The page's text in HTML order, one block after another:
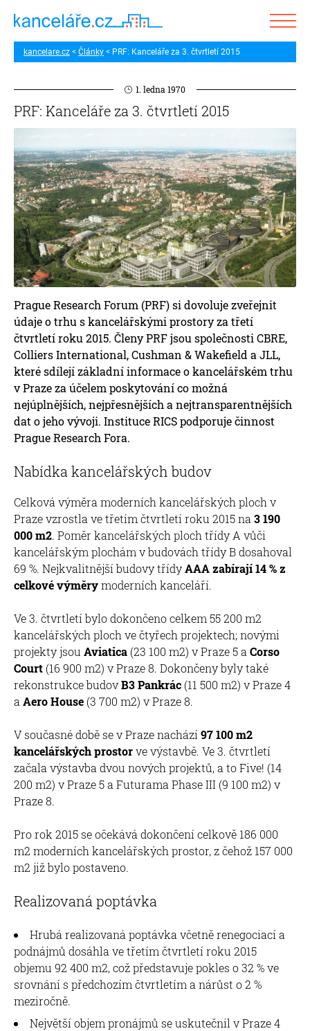
kancelare.cz Články PRF: Kanceláře za 3. čtvrtletí 2015
1. ledna 1970
PRF: Kanceláře za 3. čtvrtletí 2015
Prague Research Forum (PRF) si dovoluje zveřejnit
údaje o trhu s kancelářskými prostory za třetí
čtvrtletí roku 2015. Členy PRF jsou společnosti CBRE,
Colliers International, Cushman & Wakefield a JLL,
které sdílejí základní informace o kancelářském trhu
v Praze za účelem poskytování co možná
nejúplnějších, nejpřesnějších a nejtransparentnějších
dat o jeho vývoji. Instituce RICS podporuje činnost
Prague Research Fora.
Nabídka kancelářských budov
Celková výměra moderních kancelářských ploch v
Praze vzrostla ve třetím čtvrtletí roku 2015 na 3 190
000 m2. Poměr kancelářských ploch třídy A vůči
kancelářským plochám v budovách třídy B dosahoval
69 %. Nejkvalitnější budovy třídyAAA zabírají 14 % z
celkové výměrymoderních kanceláří.
Ve 3. čtvrtletí bylo dokončeno celkem 55 200 m2
kancelářských ploch ve čtyřech projektech; novými
projekty jsou Aviatica(23 100 m2) v Praze 5 a Corso
Court(16 900 m2) v Praze 8. Dokončeny byly také
rekonstrukce budovB3 Pankrác(11 500 m2) v Praze 4
a Aero House(3 700 m2) v Praze 8.
V současné době se v Praze nachází 97 100 m2
kancelářských prostorve výstavbě. Ve 3. čtvrtletí
začala výstavba dvou nových projektů, a to Five! (14
200 m2) v Praze 5 a Futurama Phase III (9 100 m2) v
Praze 8.
Pro rok 2015 se očekává dokončení celkově 186 000
m2 moderních kancelářských prostor, z čehož 157 000
m2 již bylo postaveno.
Realizovaná poptávka
Hrubá realizovaná poptávka včetně renegociací a
podnájmů dosáhla ve třetím čtvrtletí roku 2015
objemu 92 400 m2, což představuje pokles o 32 % ve
srovnání s předchozím čtvrtletím a nárůst o 2 %
meziročně.
Největší objem pronájmů se uskutečnil v Praze 4